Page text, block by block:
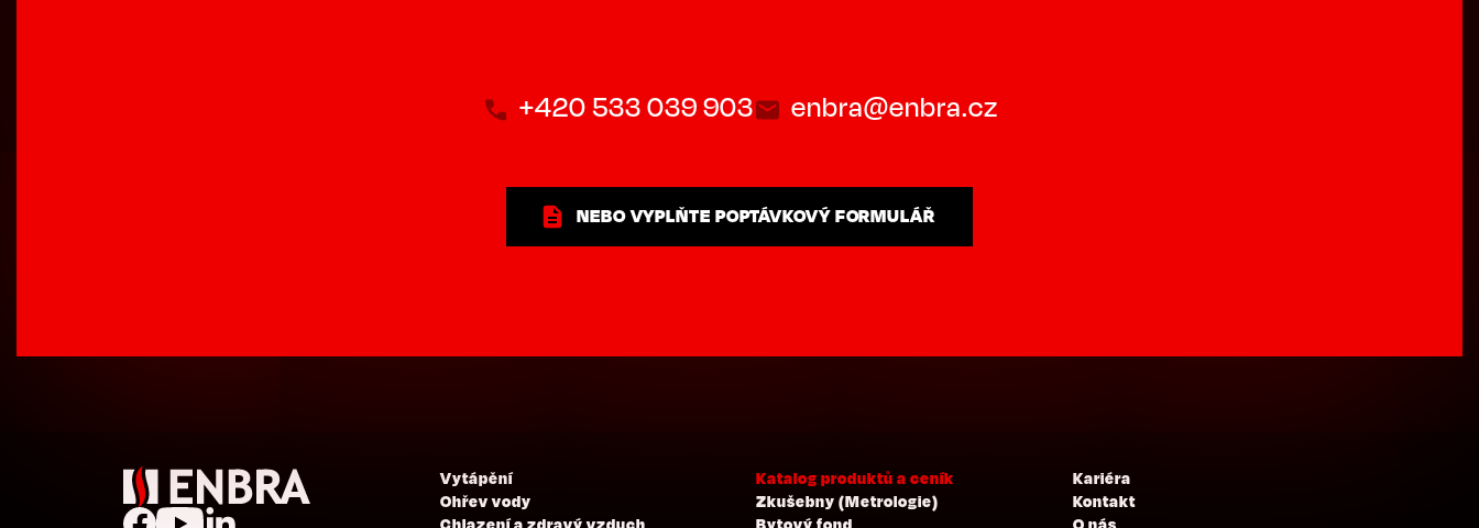
+420 533 039 903 enbra@enbra.cz
NEBO VYPLŇTE POPTÁVKOVÝ FORMULÁŘ
Vytápění
Ohřev vody
Chlazení a zdravý vzduch
Katalog produktů a ceník
Zkušebny (Metrologie)
Bytový fond
Kariéra
Kontakt
O nás